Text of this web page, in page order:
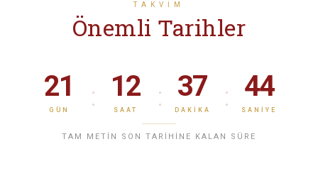
TAKVIM
Önemli Tarihler
21
GÜN
12
SAAT
37
DAKIKA
44
SANIYE
TAM METIN SON TARIHINE KALAN SÜRE